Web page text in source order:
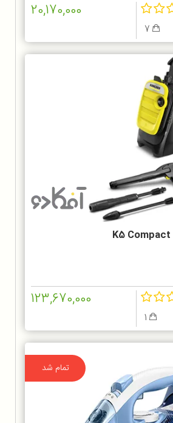
20,170,000
123,670,000
تمام شد